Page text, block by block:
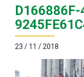
23 / 11 / 2018